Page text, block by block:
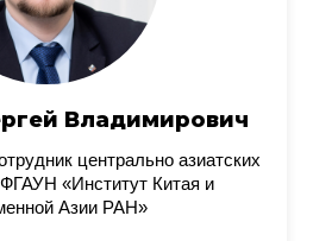
Владимирович
центрально азиатских
«Институт Китая и
Азии РАН»